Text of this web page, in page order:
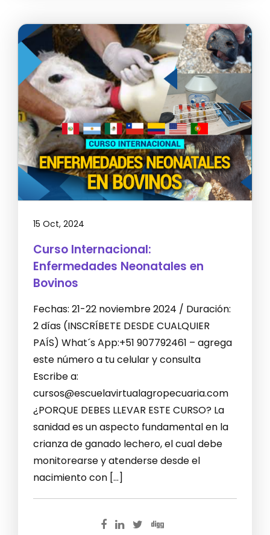
15 Oct, 2024
Curso Internacional:
Enfermedades Neonatales en
Bovinos
Fechas: 21-22 noviembre 2024 / Duración:
2 días (INSCRÍBETE DESDE CUALQUIER
PAÍS) What´s App:+51 907792461 – agrega
este número a tu celular y consulta
Escribe a:
cursos@escuelavirtualagropecuaria.com
¿PORQUE DEBES LLEVAR ESTE CURSO? La
sanidad es un aspecto fundamental en la
crianza de ganado lechero, el cual debe
monitorearse y atenderse desde el
nacimiento con […]